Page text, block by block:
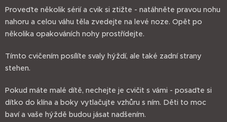
Proveďte několik sérií a cvik si ztižte - natáhněte pravou nohu
nahoru a celou váhu těla zvedejte na levé noze. Opět po
několika opakováních nohy prostřídejte.
Tímto cvičením posílíte svaly hýždí, ale také zadní strany
stehen.
Pokud máte malé dítě, nechejte je cvičit s vámi - posaďte si
dítko do klína a boky vytlačujte vzhůru s ním. Děti to moc
baví a vaše hýždě budou jásat nadšením.